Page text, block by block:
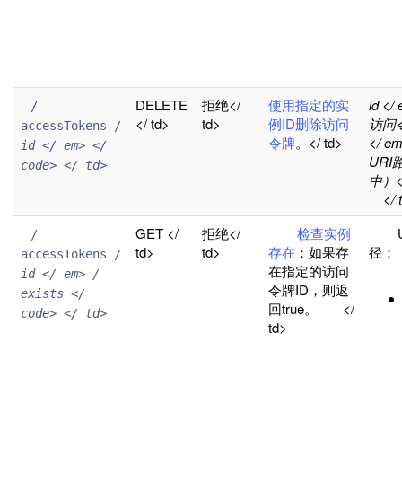
id </ em> </
code> </ td>
DELETE
</ td>
拒绝</
td>
使用指定的实
例ID删除访问
令牌。</ td>
id </
访问
</
URI
中）
</
id </ em> /
exists </
code> </ td>
GET </
td>
拒绝</
td>
检查实例
存在 ：如果存
在指定的访问
令牌ID，则返
回true。 </
td>